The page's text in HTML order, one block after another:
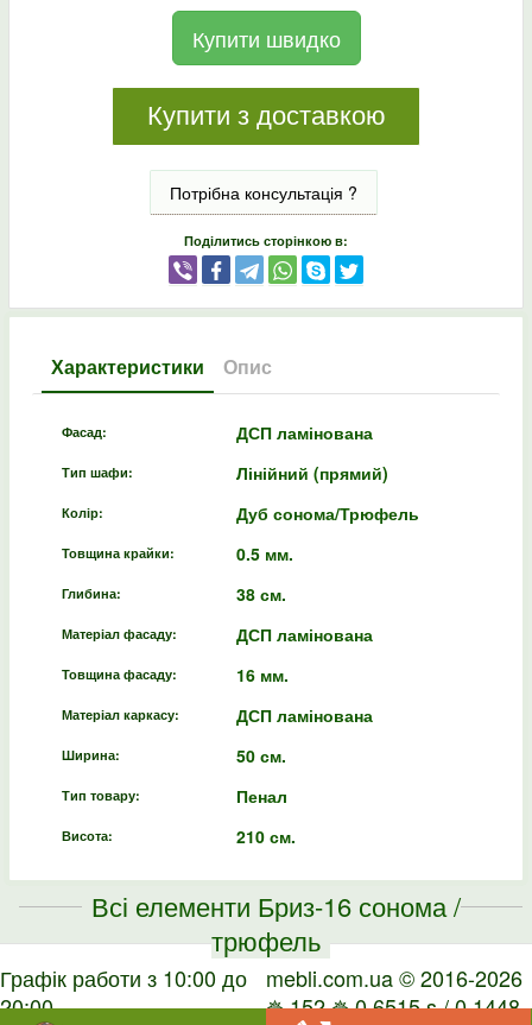
Купити швидко
Купити з доставкою
Потрібна консультація ?
Поділитись сторінкою в:
Характеристики Опис
Фасад: ДСП ламінована
Тип шафи: Лінійний (прямий)
Колір: Дуб сонома/Трюфель
Товщина крайки: 0.5 мм.
Глибина: 38 см.
Матеріал фасаду: ДСП ламінована
Товщина фасаду: 16 мм.
Матеріал каркасу: ДСП ламінована
Ширина: 50 см.
Тип товару: Пенал
Висота: 210 см.
Всі елементи Бриз-16 сонома /
трюфель
Графік работи з 10:00 до
20:00
mebli.com.ua © 2016-2026
✵ 152 ✵ 0.6515 s / 0.1448